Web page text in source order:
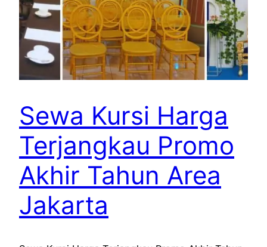
Sewa Kursi Harga
Terjangkau Promo
Akhir Tahun Area
Jakarta